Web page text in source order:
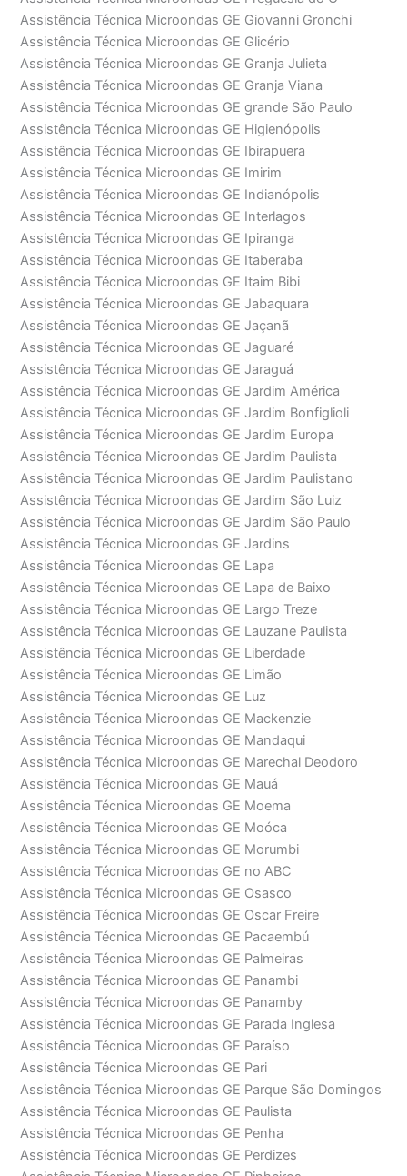
Assistência Técnica Microondas GE Giovanni Gronchi
Assistência Técnica Microondas GE Glicério
Assistência Técnica Microondas GE Granja Julieta
Assistência Técnica Microondas GE Granja Viana
Assistência Técnica Microondas GE grande São Paulo
Assistência Técnica Microondas GE Higienópolis
Assistência Técnica Microondas GE Ibirapuera
Assistência Técnica Microondas GE Imirim
Assistência Técnica Microondas GE Indianópolis
Assistência Técnica Microondas GE Interlagos
Assistência Técnica Microondas GE Ipiranga
Assistência Técnica Microondas GE Itaberaba
Assistência Técnica Microondas GE Itaim Bibi
Assistência Técnica Microondas GE Jabaquara
Assistência Técnica Microondas GE Jaçanã
Assistência Técnica Microondas GE Jaguaré
Assistência Técnica Microondas GE Jaraguá
Assistência Técnica Microondas GE Jardim América
Assistência Técnica Microondas GE Jardim Bonfiglioli
Assistência Técnica Microondas GE Jardim Europa
Assistência Técnica Microondas GE Jardim Paulista
Assistência Técnica Microondas GE Jardim Paulistano
Assistência Técnica Microondas GE Jardim São Luiz
Assistência Técnica Microondas GE Jardim São Paulo
Assistência Técnica Microondas GE Jardins
Assistência Técnica Microondas GE Lapa
Assistência Técnica Microondas GE Lapa de Baixo
Assistência Técnica Microondas GE Largo Treze
Assistência Técnica Microondas GE Lauzane Paulista
Assistência Técnica Microondas GE Liberdade
Assistência Técnica Microondas GE Limão
Assistência Técnica Microondas GE Luz
Assistência Técnica Microondas GE Mackenzie
Assistência Técnica Microondas GE Mandaqui
Assistência Técnica Microondas GE Marechal Deodoro
Assistência Técnica Microondas GE Mauá
Assistência Técnica Microondas GE Moema
Assistência Técnica Microondas GE Moóca
Assistência Técnica Microondas GE Morumbi
Assistência Técnica Microondas GE no ABC
Assistência Técnica Microondas GE Osasco
Assistência Técnica Microondas GE Oscar Freire
Assistência Técnica Microondas GE Pacaembú
Assistência Técnica Microondas GE Palmeiras
Assistência Técnica Microondas GE Panambi
Assistência Técnica Microondas GE Panamby
Assistência Técnica Microondas GE Parada Inglesa
Assistência Técnica Microondas GE Paraíso
Assistência Técnica Microondas GE Pari
Assistência Técnica Microondas GE Parque São Domingos
Assistência Técnica Microondas GE Paulista
Assistência Técnica Microondas GE Penha
Assistência Técnica Microondas GE Perdizes